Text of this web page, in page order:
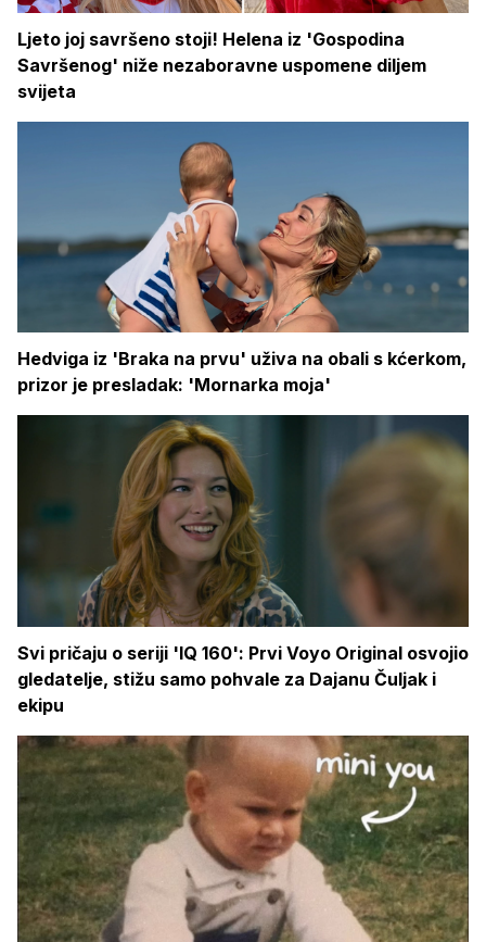
Ljeto joj savršeno stoji! Helena iz 'Gospodina
Savršenog' niže nezaboravne uspomene diljem
svijeta
Hedviga iz 'Braka na prvu' uživa na obali s kćerkom,
prizor je presladak: 'Mornarka moja'
Svi pričaju o seriji 'IQ 160': Prvi Voyo Original osvojio
gledatelje, stižu samo pohvale za Dajanu Čuljak i
ekipu